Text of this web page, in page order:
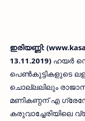
ഇരിയണ്ണി:
13.11.2019) ഹയര്‍
പെണ്‍കുട്ടികളുടെ
ചൊല്ലലിലും
മണികണ്ഠന് എ
കരുവാച്ചേരിയിലെ